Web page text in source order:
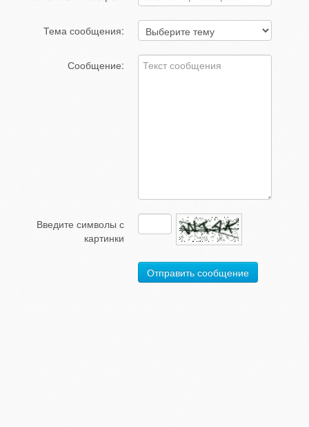
Тема сообщения:
Сообщение:
Введите символы с
картинки
Отправить сообщение